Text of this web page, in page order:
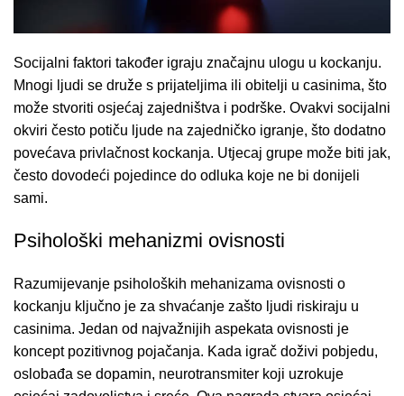
Socijalni faktori također igraju značajnu ulogu u kockanju.
Mnogi ljudi se druže s prijateljima ili obitelji u casinima, što
može stvoriti osjećaj zajedništva i podrške. Ovakvi socijalni
okviri često potiču ljude na zajedničko igranje, što dodatno
povećava privlačnost kockanja. Utjecaj grupe može biti jak,
često dovodeći pojedince do odluka koje ne bi donijeli
sami.
Psihološki mehanizmi ovisnosti
Razumijevanje psiholoških mehanizama ovisnosti o
kockanju ključno je za shvaćanje zašto ljudi riskiraju u
casinima. Jedan od najvažnijih aspekata ovisnosti je
koncept pozitivnog pojačanja. Kada igrač doživi pobjedu,
oslobađa se dopamin, neurotransmiter koji uzrokuje